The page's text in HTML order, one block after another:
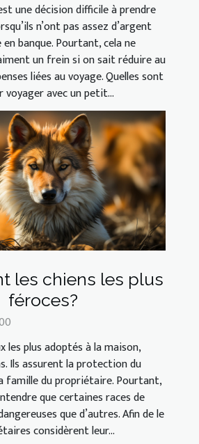
une décision difficile à prendre
n’ont pas assez d’argent
banque. Pourtant, cela ne
un frein si on sait réduire au
liées au voyage. Quelles sont
avec un petit...
les chiens les plus
féroces?
les plus adoptés à la maison,
Ils assurent la protection du
famille du propriétaire. Pourtant,
que certaines races de
que d’autres. Afin de le
considèrent leur...